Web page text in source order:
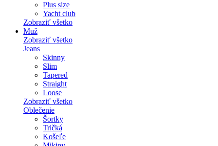
Plus size
Yacht club
Zobraziť všetko
Muž
Zobraziť všetko
Jeans
Skinny
Slim
Tapered
Straight
Loose
Zobraziť všetko
Oblečenie
Šortky
Tričká
Košeľe